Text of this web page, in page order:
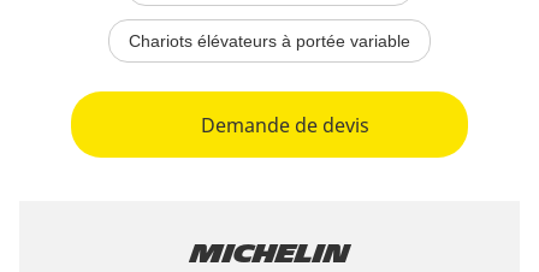
Chariots élévateurs à portée variable
Demande de devis
Michelin